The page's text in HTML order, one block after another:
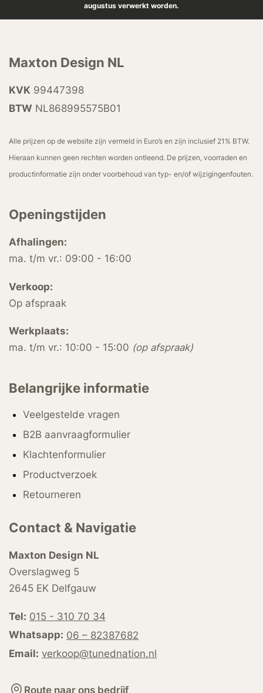
augustus verwerkt worden.
Maxton Design NL
KVK 99447398
BTW NL868995575B01
Alle prijzen op de website zijn vermeld in Euro’s en zijn inclusief 21% BTW.
Hieraan kunnen geen rechten worden ontleend. De prijzen, voorraden en
productinformatie zijn onder voorbehoud van typ- en/of wijzigingenfouten.
Openingstijden
Afhalingen:
ma. t/m vr.: 09:00 - 16:00
Verkoop:
Op afspraak
Werkplaats:
ma. t/m vr.: 10:00 - 15:00 (op afspraak)
Belangrijke informatie
Veelgestelde vragen
B2B aanvraagformulier
Klachtenformulier
Productverzoek
Retourneren
Contact & Navigatie
Maxton Design NL
Overslagweg 5
2645 EK Delfgauw
Tel: 015 - 310 70 34
Whatsapp: 06 – 82387682
Email: verkoop@tunednation.nl
Route naar ons bedrijf